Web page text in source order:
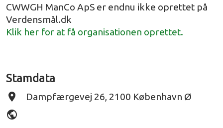
CWWGH ManCo ApS er endnu ikke oprettet på
Verdensmål.dk
Klik her for at få organisationen oprettet.
Stamdata
place Dampfærgevej 26, 2100 København Ø
public